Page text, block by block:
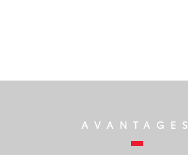
AVANTAGES